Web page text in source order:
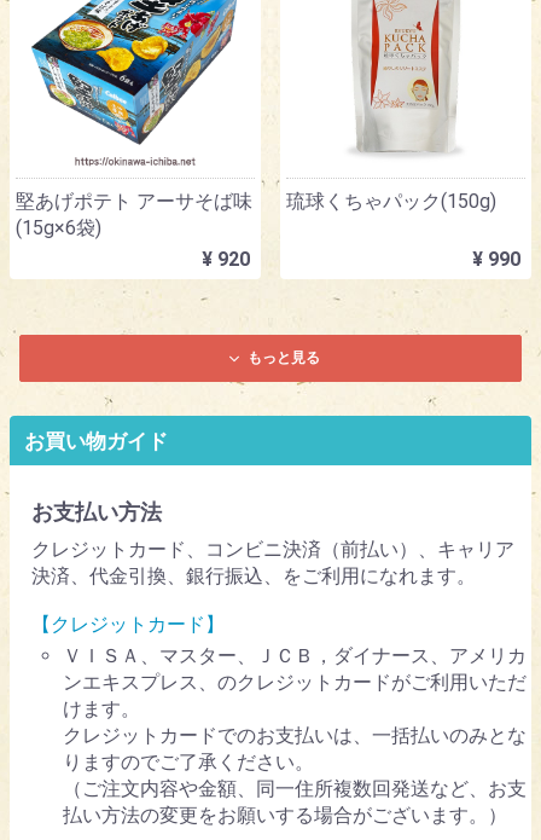
堅あげポテト アーサそば味
(15g×6袋)
¥ 920
琉球くちゃパック(150g)
¥ 990
もっと見る
お買い物ガイド
お支払い方法
クレジットカード、コンビニ決済（前払い）、キャリア
決済、代金引換、銀行振込、をご利用になれます。
【クレジットカード】
ＶＩＳＡ、マスター、ＪＣＢ，ダイナース、アメリカ
ンエキスプレス、のクレジットカードがご利用いただ
けます。
クレジットカードでのお支払いは、一括払いのみとな
りますのでご了承ください。
（ご注文内容や金額、同一住所複数回発送など、お支
払い方法の変更をお願いする場合がございます。）